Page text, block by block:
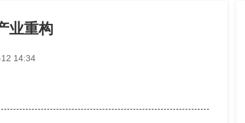
业重构
14:34